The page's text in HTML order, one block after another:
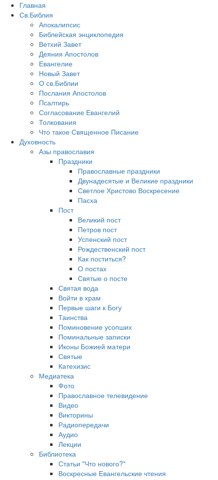
Главная
Св.Библия
Апокалипсис
Библейская энциклопедия
Ветхий Завет
Деяния Апостолов
Евангелие
Новый Завет
О св.Библии
Послания Апостолов
Псалтирь
Согласование Евангелий
Толкования
Что такое Священное Писание
Духовность
Азы православия
Праздники
Православные праздники
Двунадесятые и Великие праздники
Светлое Христово Воскресение
Пасха
Пост
Великий пост
Петров пост
Успенский пост
Рождественский пост
Как поститься?
О постах
Святые о посте
Святая вода
Войти в храм
Первые шаги к Богу
Таинства
Поминовение усопших
Поминальные записки
Иконы Божией матери
Святые
Катехизис
Медиатека
Фото
Православное телевидение
Видео
Викторины
Радиопередачи
Аудио
Лекции
Библиотека
Статьи "Что нового?"
Воскресные Евангельские чтения